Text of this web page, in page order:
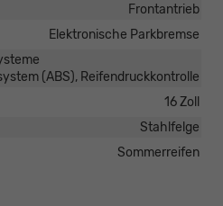
Frontantrieb
Elektronische Parkbremse
(ABS), Reifendruckkontrolle
16 Zoll
Stahlfelge
Sommerreifen